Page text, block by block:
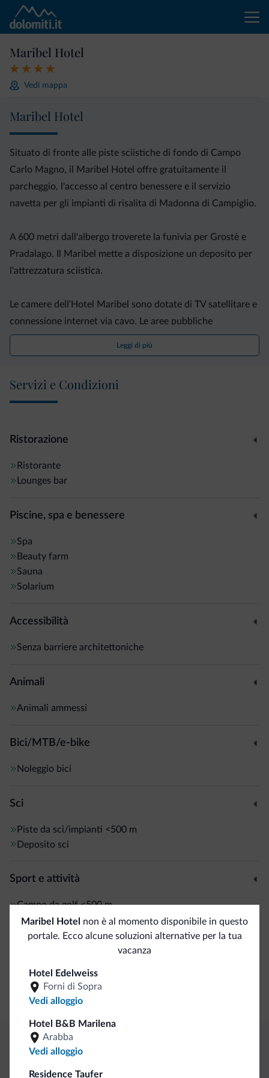
Maribel Hotel
Vedi mappa
Maribel Hotel
Situato di fronte alle piste sciistiche di fondo di Campo
Carlo Magno, il Maribel Hotel offre gratuitamente il
parcheggio, l'accesso al centro benessere e il servizio
navetta per gli impianti di risalita di Madonna di Campiglio.
A 600 metri dall'albergo troverete la funivia per Grostè e
Pradalago. Il Maribel mette a disposizione un deposito per
l'attrezzatura sciistica.
Le camere dell'Hotel Maribel sono dotate di TV satellitare e
connessione internet via cavo. Le aree pubbliche
dell'albergo sono coperte dalla connessione Wi-Fi gratuita.
terrazza.
meno di 2 km.
Leggi di più
Servizi e Condizioni
Ristorazione
Ristorante
Lounges bar
Piscine, spa e benessere
Spa
Beauty farm
Sauna
Solarium
Accessibilità
Senza barriere architettoniche
Animali
Animali ammessi
Bici/MTB/e-bike
Noleggio bici
Sci
Piste da sci/impianti <500 m
Deposito sci
Sport e attività
Campo da golf <500 m
Percorsi trekking
Cassetta di sicurezza
Wi-Fi in camera
Maribel Hotel
non è al momento disponibile in questo
portale. Ecco alcune soluzioni alternative per la tua
vacanza
Hotel Edelweiss
Forni di Sopra
Vedi alloggio
Hotel B&B Marilena
Arabba
Vedi alloggio
Residence Taufer
Vantaggi esclusivi Dolomiti.it